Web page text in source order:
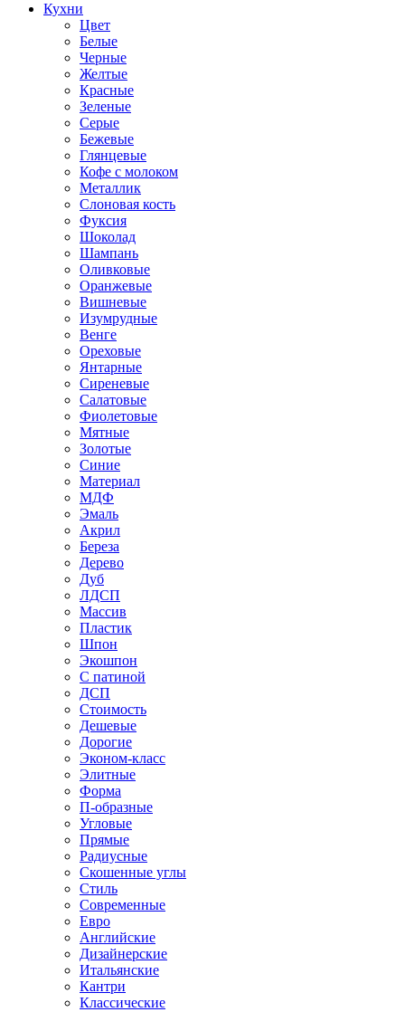
Кухни
Цвет
Белые
Черные
Желтые
Красные
Зеленые
Серые
Бежевые
Глянцевые
Кофе с молоком
Металлик
Слоновая кость
Фуксия
Шоколад
Шампань
Оливковые
Оранжевые
Вишневые
Изумрудные
Венге
Ореховые
Янтарные
Сиреневые
Салатовые
Фиолетовые
Мятные
Золотые
Синие
Материал
МДФ
Эмаль
Акрил
Береза
Дерево
Дуб
ЛДСП
Массив
Пластик
Шпон
Экошпон
С патиной
ДСП
Стоимость
Дешевые
Дорогие
Эконом-класс
Элитные
Форма
П-образные
Угловые
Прямые
Радиусные
Скошенные углы
Стиль
Современные
Евро
Английские
Дизайнерские
Итальянские
Кантри
Классические